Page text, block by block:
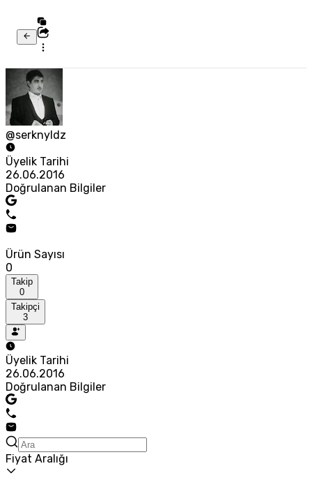
@serknyldz
Üyelik Tarihi
26.06.2016
Doğrulanan Bilgiler
Ürün Sayısı
0
Takip
0
Takipçi
3
Üyelik Tarihi
26.06.2016
Doğrulanan Bilgiler
Fiyat Aralığı